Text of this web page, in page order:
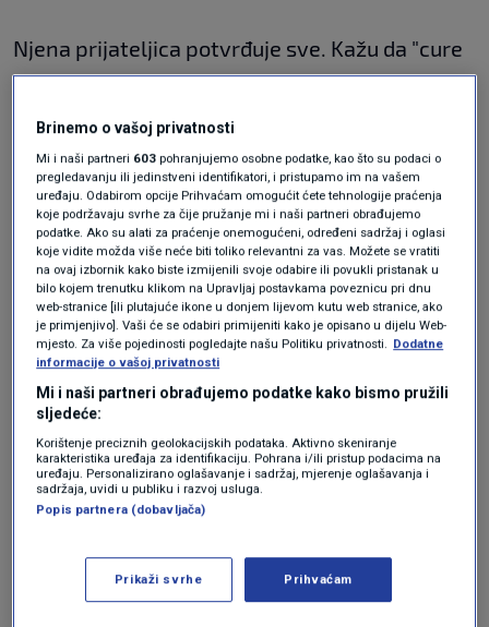
Njena prijateljica potvrđuje sve. Kažu da "cure
puše više nego dečki jer je to trend". Ako netko
nema svoj wiip onda ga dijele, ali očekuju da im
drugi put vrate. Wiip, unatočzabrani prodaje
za maloljetnike, kupuju bez problema.
"Malo mi bude neugodno kupiti ih pa zamolim
nekog od prijatelja tko izgleda starije. Na
kioscima ih se lako kupi, gotovo nitko ne
provjerava."Roditelji
desetak s kojima smo razgovarali ne znaju za
njihovu naviku jer se lako skrije, navodi
dnevnik.
"Možeš ga sakriti u torbi, u ormar s robom, u
13-godišnjakinja iz novozagrebačkog Travnog,
koja je, kao i svi ostali sugovornici, iznimno
Brinemo o vašoj privatnosti
Mi i naši partneri 603 pohranjujemo osobne podatke, kao što su podaci o
pregledavanju ili jedinstveni identifikatori, i pristupamo im na vašem
uređaju. Odabirom opcije Prihvaćam omogućit ćete tehnologije praćenja
koje podržavaju svrhe za čije pružanje mi i naši partneri obrađujemo
podatke. Ako su alati za praćenje onemogućeni, određeni sadržaj i oglasi
koje vidite možda više neće biti toliko relevantni za vas. Možete se vratiti
na ovaj izbornik kako biste izmijenili svoje odabire ili povukli pristanak u
bilo kojem trenutku klikom na Upravljaj postavkama poveznicu pri dnu
web-stranice [ili plutajuće ikone u donjem lijevom kutu web stranice, ako
je primjenjivo]. Vaši će se odabiri primijeniti kako je opisano u dijelu Web-
mjesto. Za više pojedinosti pogledajte našu Politiku privatnosti. Dodatne
informacije o vašoj privatnosti
Mi i naši partneri obrađujemo podatke kako bismo pružili
sljedeće:
Korištenje preciznih geolokacijskih podataka. Aktivno skeniranje
karakteristika uređaja za identifikaciju. Pohrana i/ili pristup podacima na
uređaju. Personalizirano oglašavanje i sadržaj, mjerenje oglašavanja i
sadržaja, uvidi u publiku i razvoj usluga.
Popis partnera (dobavljača)
Prikaži svrhe Prihvaćam